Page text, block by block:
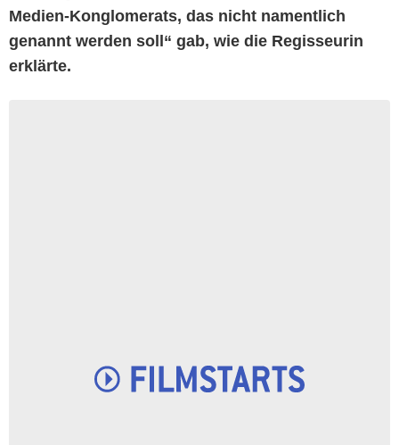
Medien-Konglomerats, das nicht namentlich
genannt werden soll“ gab, wie die Regisseurin
erklärte.